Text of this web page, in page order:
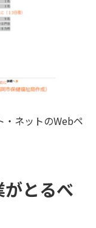
・ネットのWebペ
とるべ